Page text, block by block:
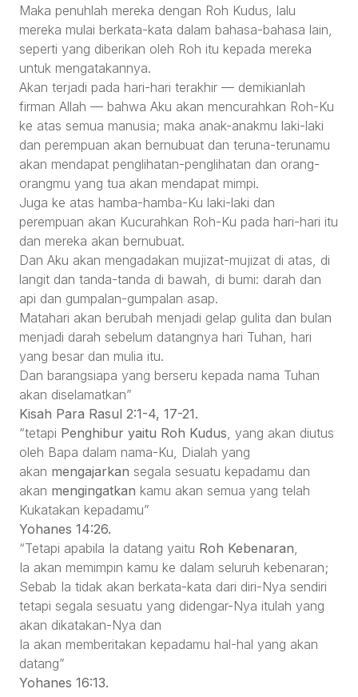
Maka penuhlah mereka dengan Roh Kudus, lalu
mereka mulai berkata-kata dalam bahasa-bahasa lain,
seperti yang diberikan oleh Roh itu kepada mereka
untuk mengatakannya.
Akan terjadi pada hari-hari terakhir — demikianlah
firman Allah — bahwa Aku akan mencurahkan Roh-Ku
ke atas semua manusia; maka anak-anakmu laki-laki
dan perempuan akan bernubuat dan teruna-terunamu
akan mendapat penglihatan-penglihatan dan orang-
orangmu yang tua akan mendapat mimpi.
Juga ke atas hamba-hamba-Ku laki-laki dan
perempuan akan Kucurahkan Roh-Ku pada hari-hari itu
dan mereka akan bernubuat.
Dan Aku akan mengadakan mujizat-mujizat di atas, di
langit dan tanda-tanda di bawah, di bumi: darah dan
api dan gumpalan-gumpalan asap.
Matahari akan berubah menjadi gelap gulita dan bulan
menjadi darah sebelum datangnya hari Tuhan, hari
yang besar dan mulia itu.
Dan barangsiapa yang berseru kepada nama Tuhan
akan diselamatkan”
Kisah Para Rasul 2:1-4, 17-21.
“tetapi Penghibur yaitu Roh Kudus, yang akan diutus
oleh Bapa dalam nama-Ku, Dialah yang
akan mengajarkan segala sesuatu kepadamu dan
akan mengingatkan kamu akan semua yang telah
Kukatakan kepadamu”
Yohanes 14:26.
“Tetapi apabila Ia datang yaitu Roh Kebenaran,
Ia akan memimpin kamu ke dalam seluruh kebenaran;
Sebab Ia tidak akan berkata-kata dari diri-Nya sendiri
tetapi segala sesuatu yang didengar-Nya itulah yang
akan dikatakan-Nya dan
Ia akan memberitakan kepadamu hal-hal yang akan
datang”
Yohanes 16:13.